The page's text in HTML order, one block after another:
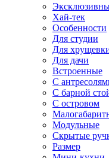
Хай-тек
Особенности
Для студии
Для
Для дачи
Встроенные
С
С барной
С островом
Модульные
Скрытые
Размер